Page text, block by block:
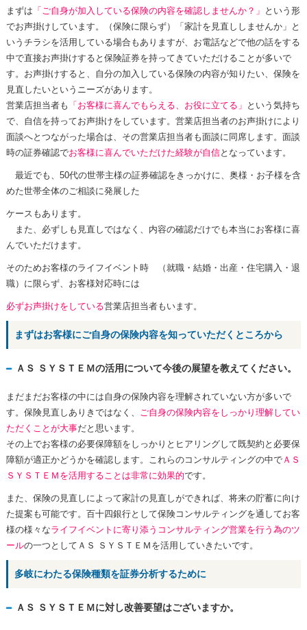
まずは 「ご自身が加入している保険の内容を確認しませんか？」 という形
でお声掛けしています。（保険に限らず）「家計を見直ししませんか」と
いうチラシを活用している場合もありますが、お電話などで他の話をする
中で直接お声掛けすると保険証券を持ってきていただけることが多いで
す。お声掛けすると、自分の加入している保険の内容が知りたい、保険を
見直したいというニーズがあります。
営業店担当者も 「お客様に喜んでもらえる、お役に立てる」 という気持ち
で、自信を持ってお声掛けをしています。営業店担当者のお声掛けにより
面談へとつながった場合は、その営業店担当者も面談に同席します。面談
時の証券確認でお客様に喜んでいただけた経験が自信となっています。
最近でも、50代の世帯主様の証券確認をきっかけに、奥様・お子様を含
めた世帯全体のご相談に発展した
ケースもあります。
また、必ずしも見直しではなく、内容の確認だけでも本当にお客様に喜
んでいただけます。
そのためお客様のライフイベント時 （就職・結婚・出産・住宅購入・退
職）に限らず、お客様対応時には
必ずお声掛けをしている営業店担当者もいます。
まずはお客様にご自身の保険内容を知っていただくところから
ＡＳ ＳＹＳＴＥＭの活用について今後の展望を教えてください。
まだまだお客様の中には自身の保険内容を理解されていない方が多いで
す。保険見直しありきではなく、 ご自身の保険内容をしっかり理解してい
ただくことが大事だと思います。
その上でお客様の必要保障額をしっかりとヒアリングして既契約と必要保
障額が適正かどうかを確認します。これらのコンサルティングの中でＡＳ
ＳＹＳＴＥＭを活用することは非常に効果的です。
また、保険の見直しによって家計の見直しができれば、将来の貯蓄に向け
た提案も可能です。百十四銀行として保険コンサルティングを通してお客
様の様々なライフイベントに寄り添うコンサルティング営業を行う為のツ
ールの一つとしてＡＳ ＳＹＳＴＥＭを活用していきたいです。
多岐にわたる保険種類を証券分析するために
ＡＳ ＳＹＳＴＥＭに対し改善要望はございますか。